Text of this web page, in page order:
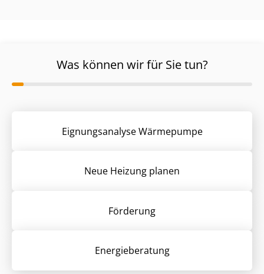
Was können wir für Sie tun?
Eignungsanalyse Wärmepumpe
Neue Heizung planen
Förderung
Energieberatung